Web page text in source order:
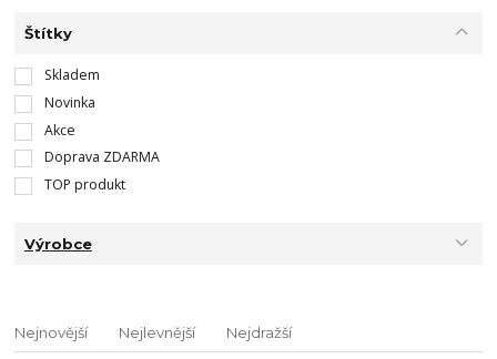
Štítky
Skladem
Novinka
Akce
Doprava ZDARMA
TOP produkt
Výrobce
Nejnovější Nejlevnější Nejdražší